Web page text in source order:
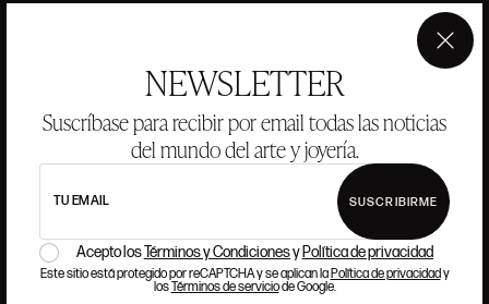
NEWSLETTER
Suscríbase para recibir por email todas las noticias
del mundo del arte y joyería.
TU EMAIL SUSCRIBIRME
Acepto losTérminos y Condicionesy Política de privacidad
Este sitio está protegido por reCAPTCHA y se aplican laPolítica de privacidady
losTérminos de serviciode Google.
×
GALERÍA
SUBASTAS
VALORACIONES
CONTACTO